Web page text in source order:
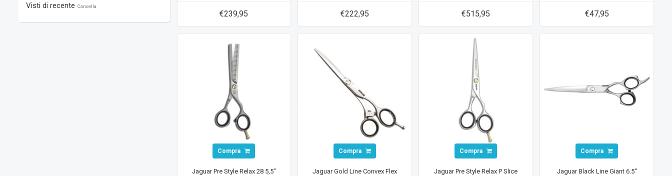
Visti di recente Cancella
€239,95 €222,95 €515,95 €47,95
Compra
Jaguar Pre Style Relax 28 5,5"
Compra
Jaguar Gold Line Convex Flex
Compra
Jaguar Pre Style Relax P Slice
Compra
Jaguar Black Line Giant 6.5''